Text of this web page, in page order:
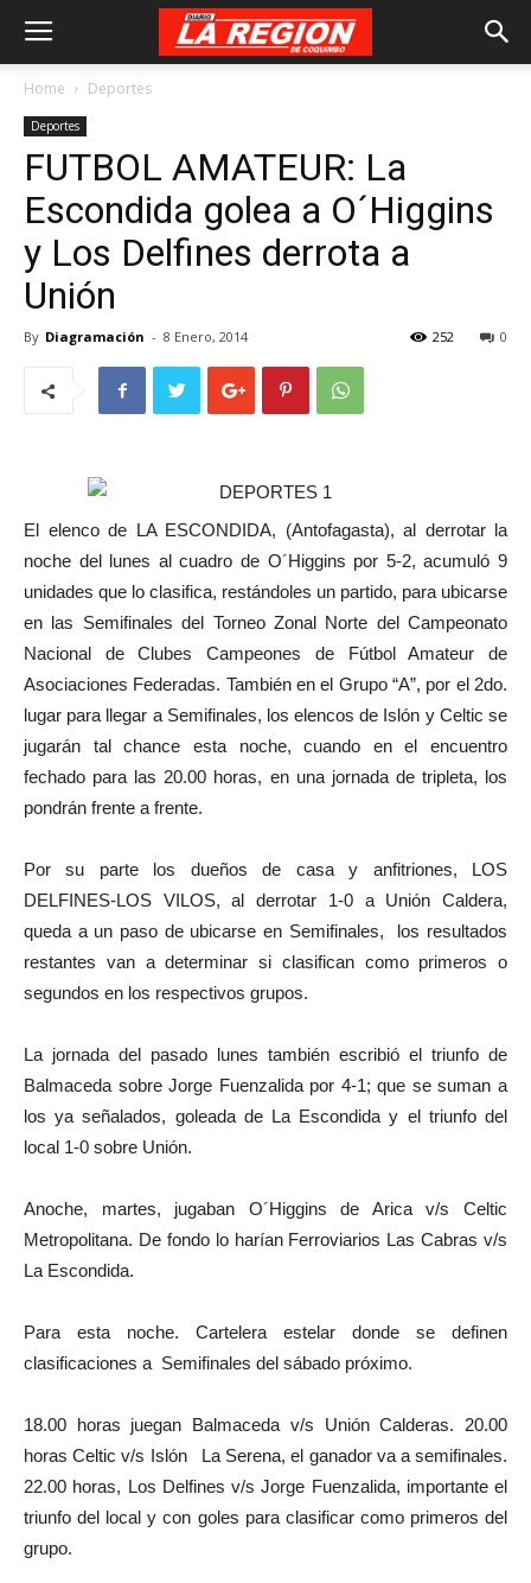
Home Deportes
Deportes
FUTBOL AMATEUR: La
Escondida golea a O´Higgins
y Los Delfines derrota a
Unión
By Diagramación - 8 Enero, 2014 0
252
El elenco de LA ESCONDIDA, (Antofagasta), al derrotar la
noche del lunes al cuadro de O´Higgins por 5-2, acumuló 9
unidades que lo clasifica, restándoles un partido, para ubicarse
en las Semifinales del Torneo Zonal Norte del Campeonato
Nacional de Clubes Campeones de Fútbol Amateur de
Asociaciones Federadas. También en el Grupo “A”, por el 2do.
lugar para llegar a Semifinales, los elencos de Islón y Celtic se
jugarán tal chance esta noche, cuando en el encuentro
fechado para las 20.00 horas, en una jornada de tripleta, los
pondrán frente a frente.
Por su parte los dueños de casa y anfitriones, LOS
DELFINES-LOS VILOS, al derrotar 1-0 a Unión Caldera,
queda a un paso de ubicarse en Semifinales, los resultados
restantes van a determinar si clasifican como primeros o
segundos en los respectivos grupos.
La jornada del pasado lunes también escribió el triunfo de
Balmaceda sobre Jorge Fuenzalida por 4-1; que se suman a
los ya señalados, goleada de La Escondida y el triunfo del
local 1-0 sobre Unión.
Anoche, martes, jugaban O´Higgins de Arica v/s Celtic
Metropolitana. De fondo lo harían Ferroviarios Las Cabras v/s
La Escondida.
Para esta noche. Cartelera estelar donde se definen
clasificaciones a Semifinales del sábado próximo.
18.00 horas juegan Balmaceda v/s Unión Calderas. 20.00
horas Celtic v/s Islón La Serena, el ganador va a semifinales.
22.00 horas, Los Delfines v/s Jorge Fuenzalida, importante el
triunfo del local y con goles para clasificar como primeros del
grupo.